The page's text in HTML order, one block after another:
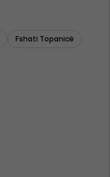
Fshati Topanicë